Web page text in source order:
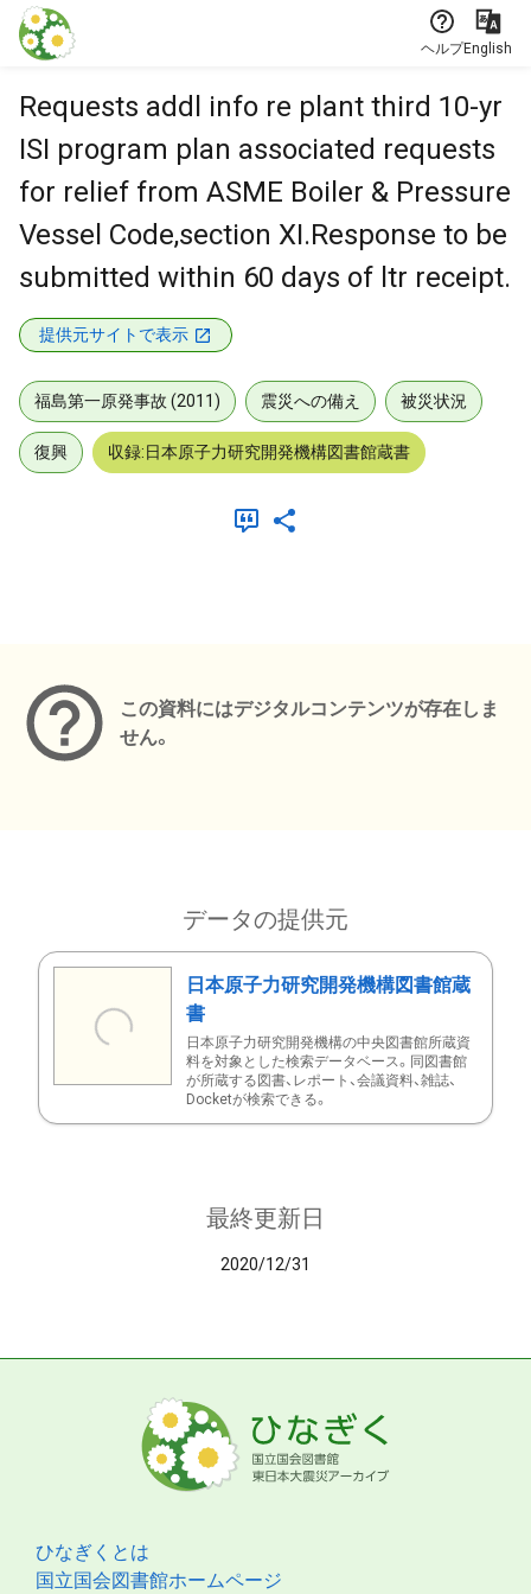
本文に飛ぶ
ヘルプEnglish
Requests addl info re plant third 10-yr
ISI program plan associated requests
for relief from ASME Boiler & Pressure
Vessel Code,section XI.Response to be
submitted within 60 days of ltr receipt.
提供元サイトで表示
福島第一原発事故 (2011) 震災への備え 被災状況
復興 収録:日本原子力研究開発機構図書館蔵書
この資料にはデジタルコンテンツが存在しま
せん。
データの提供元
日本原子力研究開発機構図書館蔵
書
日本原子力研究開発機構の中央図書館所蔵資
料を対象とした検索データベース。同図書館
が所蔵する図書、レポート、会議資料、雑誌、
Docketが検索できる。
最終更新日
2020/12/31
ひなぎくとは
国立国会図書館ホームページ